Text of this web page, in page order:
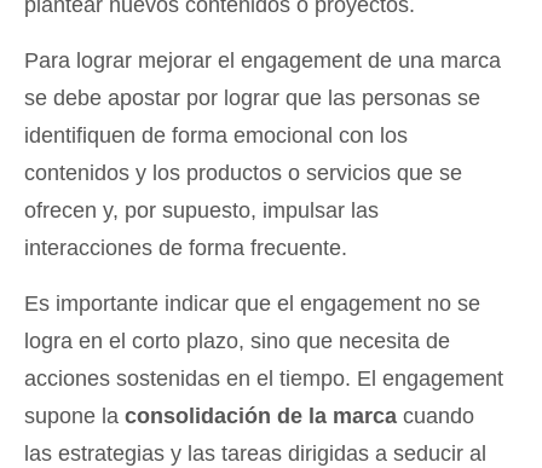
plantear nuevos contenidos o proyectos.
Para lograr mejorar el engagement de una marca
se debe apostar por lograr que las personas se
identifiquen de forma emocional con los
contenidos y los productos o servicios que se
ofrecen y, por supuesto, impulsar las
interacciones de forma frecuente.
Es importante indicar que el engagement no se
logra en el corto plazo, sino que necesita de
acciones sostenidas en el tiempo. El engagement
supone la consolidación de la marca cuando
las estrategias y las tareas dirigidas a seducir al